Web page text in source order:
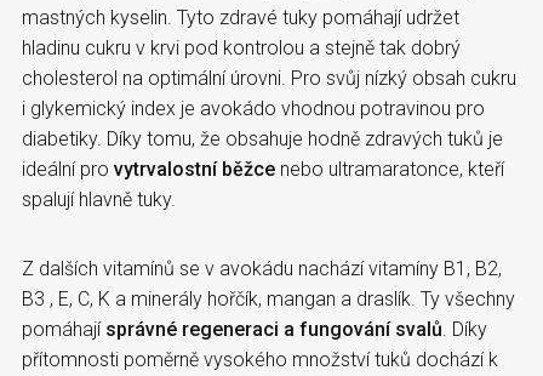
mastných kyselin. Tyto zdravé tuky pomáhají udržet
hladinu cukru v krvi pod kontrolou a stejně tak dobrý
cholesterol na optimální úrovni. Pro svůj nízký obsah cukru
i glykemický index je avokádo vhodnou potravinou pro
diabetiky. Díky tomu, že obsahuje hodně zdravých tuků je
ideální pro vytrvalostní běžce nebo ultramaratonce, kteří
spalují hlavně tuky.
Z dalších vitamínů se v avokádu nachází vitamíny B1, B2,
B3 , E, C, K a minerály hořčík, mangan a draslík. Ty všechny
pomáhají správné regeneraci a fungování svalů . Díky
přítomnosti poměrně vysokého množství tuků dochází k